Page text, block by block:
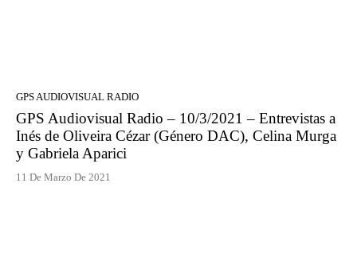
GPS AUDIOVISUAL RADIO
GPS Audiovisual Radio – 10/3/2021 – Entrevistas a
Inés de Oliveira Cézar (Género DAC), Celina Murga
y Gabriela Aparici
11 De Marzo De 2021